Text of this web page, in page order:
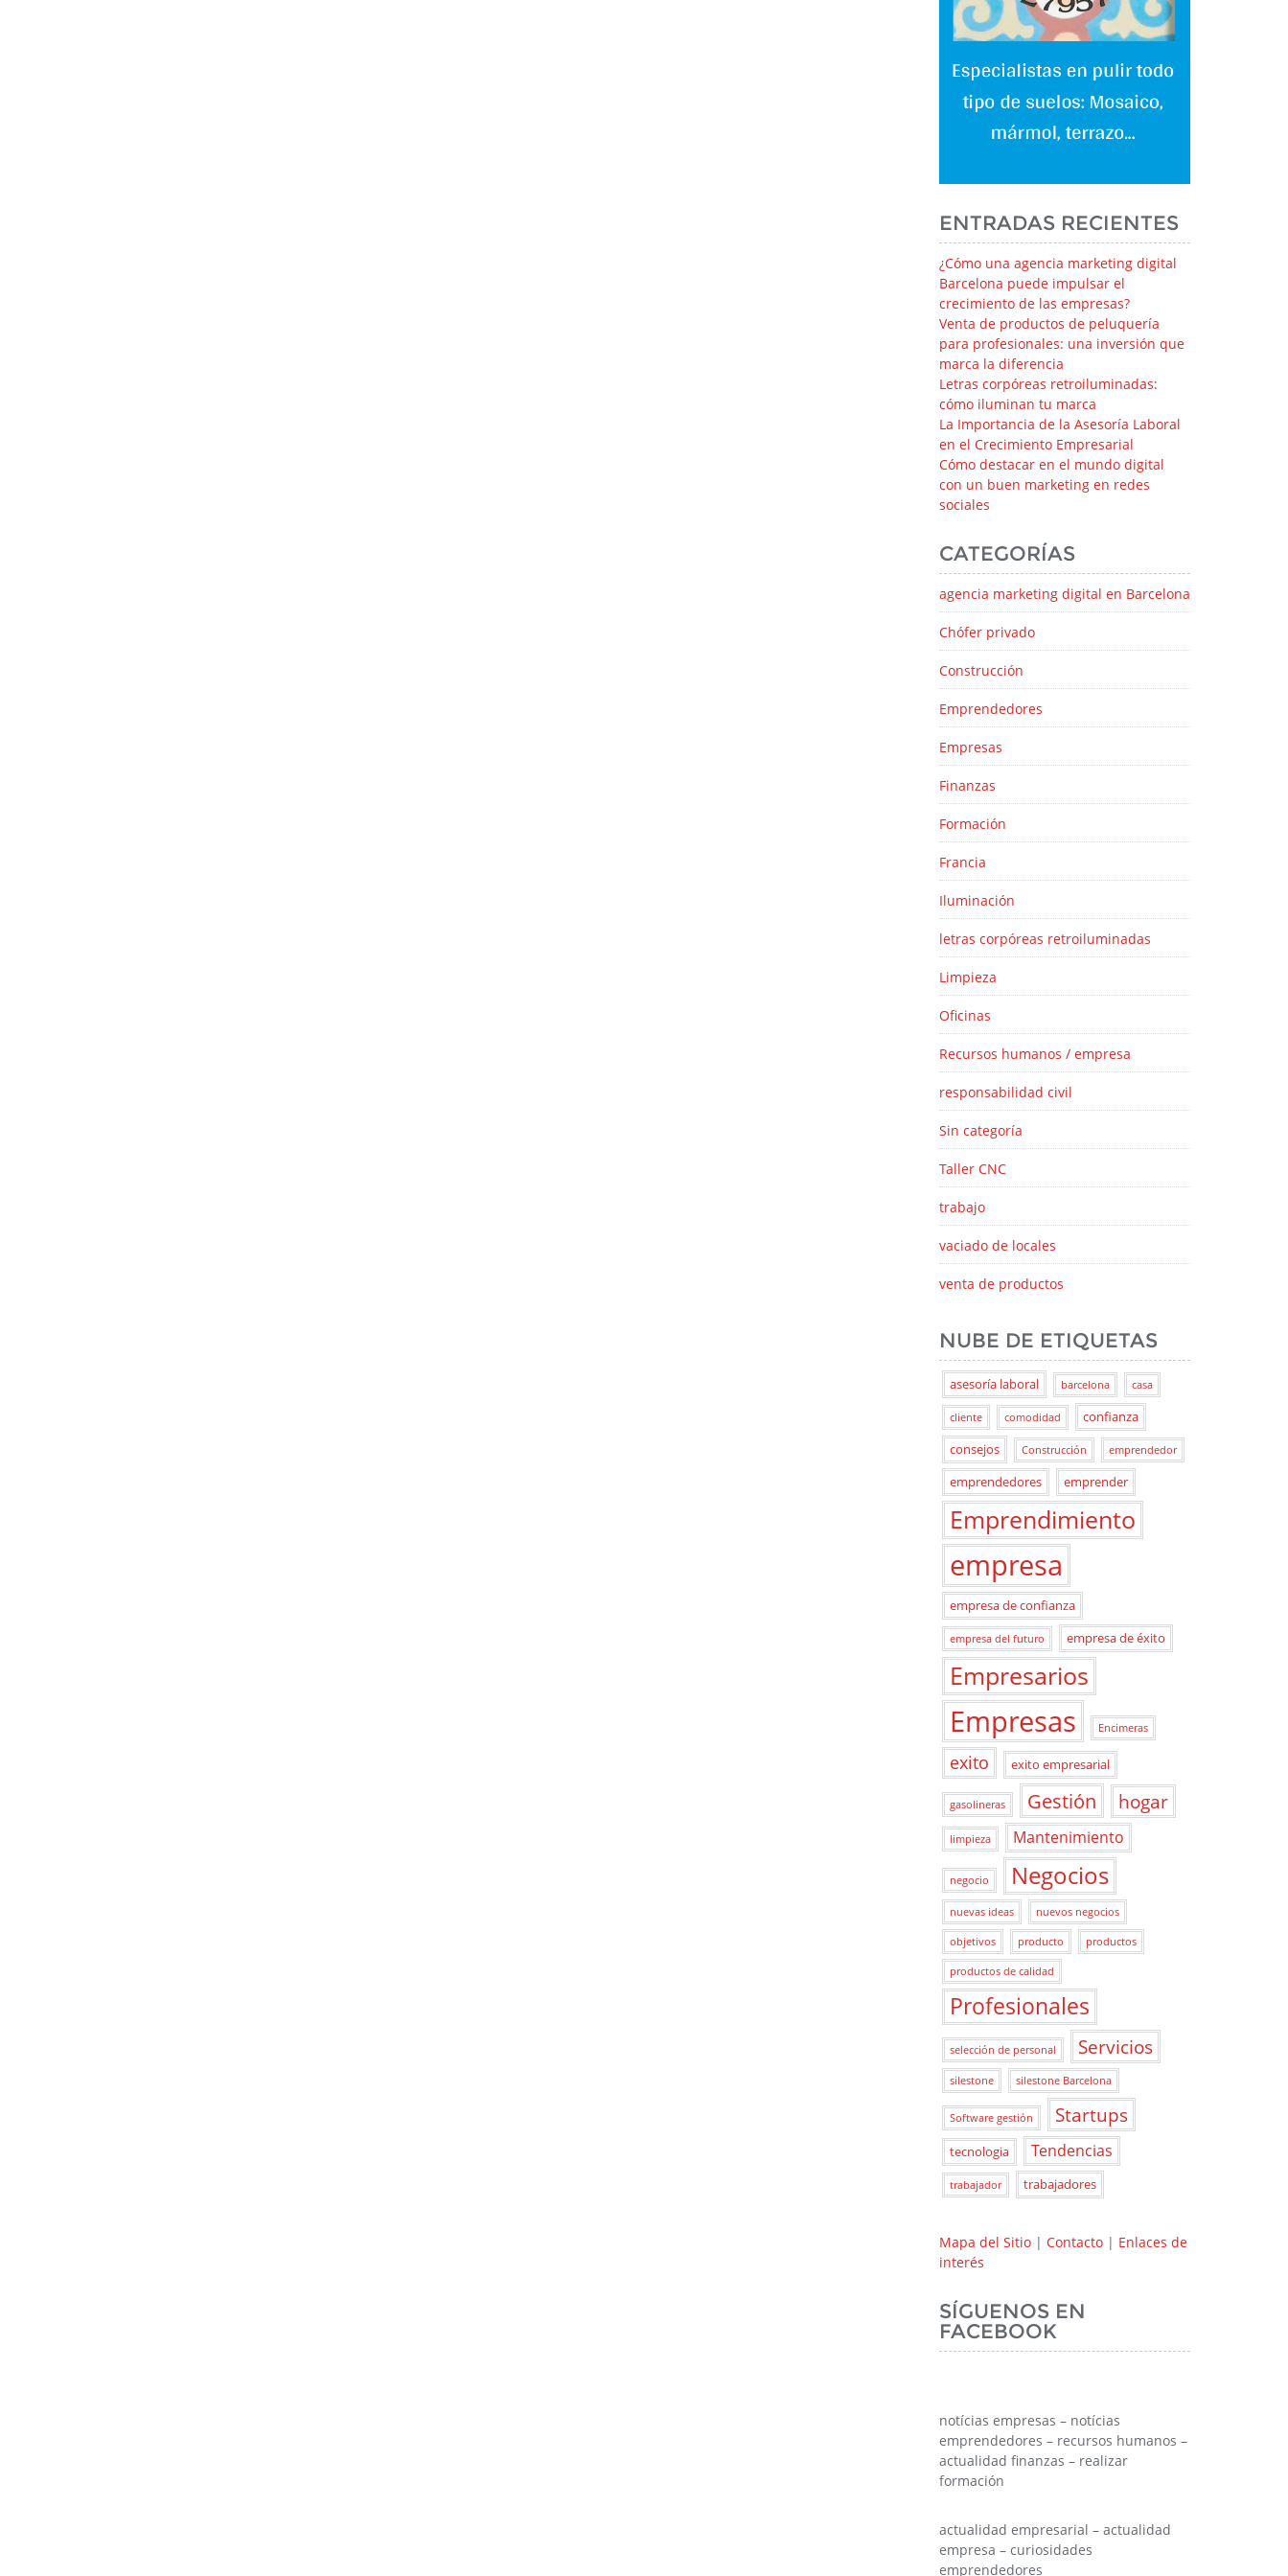
ENTRADAS RECIENTES
¿Cómo una agencia marketing digital
Barcelona puede impulsar el
crecimiento de las empresas?
Venta de productos de peluquería
para profesionales: una inversión que
marca la diferencia
Letras corpóreas retroiluminadas:
cómo iluminan tu marca
La Importancia de la Asesoría Laboral
en el Crecimiento Empresarial
Cómo destacar en el mundo digital
con un buen marketing en redes
sociales
CATEGORÍAS
agencia marketing digital en Barcelona
Chófer privado
Construcción
Emprendedores
Empresas
Finanzas
Formación
Francia
Iluminación
letras corpóreas retroiluminadas
Limpieza
Oficinas
Recursos humanos / empresa
responsabilidad civil
Sin categoría
Taller CNC
trabajo
vaciado de locales
venta de productos
NUBE DE ETIQUETAS
asesoría laboral barcelona casa
cliente comodidad
confianza
consejos
Construcción emprendedor
emprendedores emprender
Emprendimiento
empresa
empresa de confianza
empresa del futuro empresa de éxito
Empresarios
Empresas Encimeras
exito exito empresarial
gasolineras Gestión hogar
limpieza Mantenimiento
negocio Negocios
nuevas ideas nuevos negocios
objetivos producto productos
productos de calidad
Profesionales
selección de personal Servicios
silestone silestone Barcelona
Software gestión Startups
tecnologia Tendencias
trabajador trabajadores
Mapa del Sitio| Contacto| Enlaces de
interés
SÍGUENOS EN
FACEBOOK
notícias empresas – notícias
emprendedores – recursos humanos –
actualidad finanzas – realizar
formación
actualidad empresarial – actualidad
empresa – curiosidades
emprendedores